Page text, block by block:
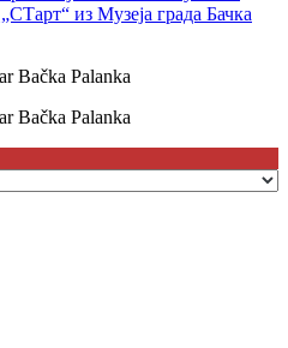
из Музеја града Бачка
Bačka Palanka
Bačka Palanka